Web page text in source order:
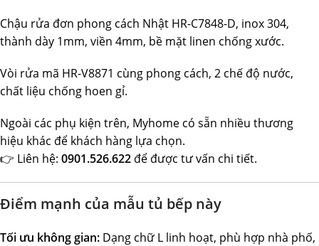
Chậu rửa đơn phong cách Nhật HR-C7848-D, inox 304,
thành dày 1mm, viền 4mm, bề mặt linen chống xước.
Vòi rửa mã HR-V8871 cùng phong cách, 2 chế độ nước,
chất liệu chống hoen gỉ.
Ngoài các phụ kiện trên, Myhome có sẵn nhiều thương
hiệu khác để khách hàng lựa chọn.
👉 Liên hệ: 0901.526.622 để được tư vấn chi tiết.
Điểm mạnh của mẫu tủ bếp này
Tối ưu không gian: Dạng chữ L linh hoạt, phù hợp nhà phố,